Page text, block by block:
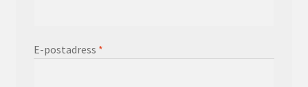
E-postadress *